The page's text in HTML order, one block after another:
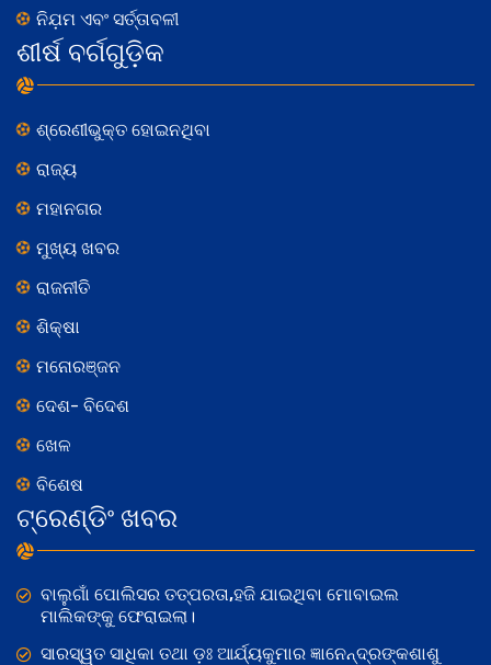
ନିଯ଼ମ ଏବଂ ସର୍ତ୍ତାବଳୀ
ଶୀର୍ଷ ବର୍ଗଗୁଡ଼ିକ
ଶ୍ରେଣୀଭୁକ୍ତ ହୋଇନଥିବା
ରାଜ୍ୟ
ମହାନଗର
ମୁଖ୍ୟ ଖବର
ରାଜନୀତି
ଶିକ୍ଷା
ମନୋରଞ୍ଜନ
ଦେଶ- ବିଦେଶ
ଖେଳ
ବିଶେଷ
ଟ୍ରେଣ୍ଡିଂ ଖବର
ବାଲୁଗାଁ ପୋଲିସର ତତ୍‌ପରତା,ହଜି ଯାଇଥିବା ମୋବାଇଲ
ମାଲିକଙ୍କୁ ଫେରାଇଲା।
ସାରସ୍ୱତ ସାଧିକା ତଥା ଡ଼ଃ ଆର୍ଯ୍ୟକୁମାର ଜ୍ଞାନେନ୍ଦ୍ରଙ୍କଶାଶୁ